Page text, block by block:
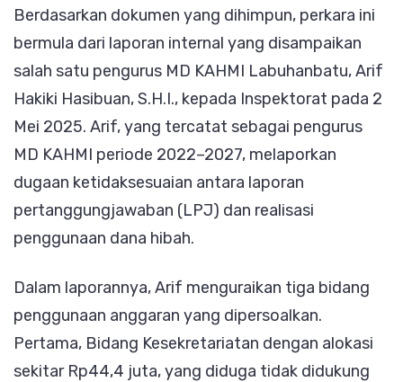
Berdasarkan dokumen yang dihimpun, perkara ini
bermula dari laporan internal yang disampaikan
salah satu pengurus MD KAHMI Labuhanbatu, Arif
Hakiki Hasibuan, S.H.I., kepada Inspektorat pada 2
Mei 2025. Arif, yang tercatat sebagai pengurus
MD KAHMI periode 2022–2027, melaporkan
dugaan ketidaksesuaian antara laporan
pertanggungjawaban (LPJ) dan realisasi
penggunaan dana hibah.
Dalam laporannya, Arif menguraikan tiga bidang
penggunaan anggaran yang dipersoalkan.
Pertama, Bidang Kesekretariatan dengan alokasi
sekitar Rp44,4 juta, yang diduga tidak didukung